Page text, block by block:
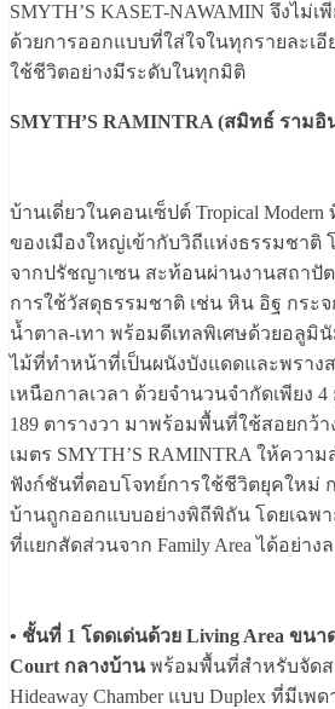
SMYTH’S KASET-NAWAMIN จึงไม่
ด้วยการออกแบบที่ใส่ใจในทุกรายละเ
ใช้ชีวิตอย่างมีระดับในทุกมิติ
SMYTH’S RAMINTRA (สมิทธ์ รามอิ
บ้านเดี่ยวในคอนเซ็ปต์ Tropical
ของเมืองใหญ่เข้ากับวิถีแห่งธรรมชาติ
จากปรัชญาเซน สะท้อนผ่านงานสถาปั
การใช้วัสดุธรรมชาติ เช่น หิน อิฐ กระ
น้ำตาล-เทา พร้อมดีเทลพิเศษด้วยอลู
ไม้ที่ทำหน้าที่เป็นผนังบังแดดและพราง
เหนือกาลเวลา ด้วยจำนวนจำกัดเพียง
189 ตารางวา มาพร้อมพื้นที่ใช้สอยกว้า
เมตร SMYTH’S RAMINTRA ให้คว
ฟังก์ชันที่ตอบโจทย์การใช้ชีวิตยุคใหม่
บ้านถูกออกแบบอย่างพิถีพิถัน โดยเฉพา
ที่แยกสัดส่วนจาก Family Area ได้อย่าง
• ชั้นที่ 1 โดดเด่นด้วย Living Area ขน
Court กลางบ้านพร้อมพื้นที่สำหรับจัดส
Hideaway Chamber แบบ Duplex ที่มีเพ